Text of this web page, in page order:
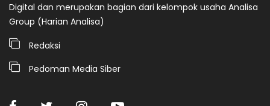
Digital dan merupakan bagian dari kelompok usaha Analisa
Group (Harian Analisa)
Redaksi
Pedoman Media Siber